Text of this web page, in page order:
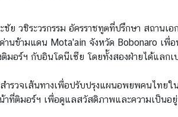
วชิระวรกรรม อัครราชทูตที่ปรึกษา สถานเ
นข้ามแดน Mota'ain จังหวัด Bobonaro เ
มอร์ฯ กับอินโดนีเซีย โดยทั้งสองฝ่ายได้แลก
ำรวจเส้นทางเพื่อปรับปรุงแผนอพยพคนไทย
าที่ติมอร์ฯ เพื่อดูแลสวัสดิภาพและความเป็น